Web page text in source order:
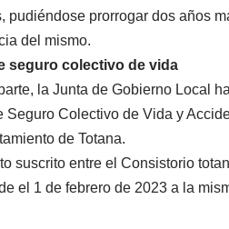
pudiéndose prorrogar dos años
del mismo.
seguro colectivo de vida
la Junta de Gobierno Local
Seguro Colectivo de Vida y
de Totana.
suscrito entre el Consistorio
el 1 de febrero de 2023 a la